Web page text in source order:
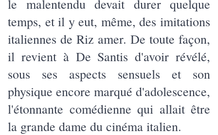
le malentendu devait durer quelque
temps, et il y eut, même, des imitations
italiennes de Riz amer. De toute façon,
il revient à De Santis d'avoir révélé,
sous ses aspects sensuels et son
physique encore marqué d'adolescence,
l'étonnante comédienne qui allait être
la grande dame du cinéma italien.